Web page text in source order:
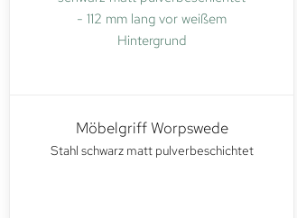
Möbelgriff Worpswede
Stahl schwarz matt pulverbeschichtet